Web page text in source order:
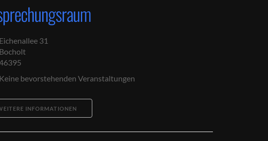
31
bevorstehenden Veranstaltungen
INFORMATIONEN